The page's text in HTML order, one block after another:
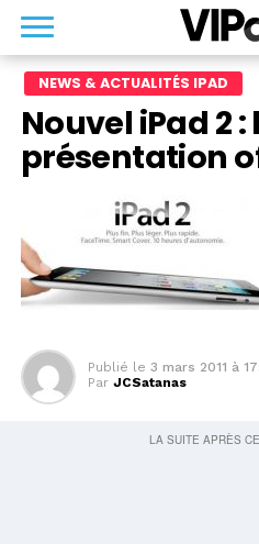
NEWS & ACTUALITÉS IPAD
Nouvel iPad 2
présentation
Publié le 3 mars 2011 à
Par JCSatanas